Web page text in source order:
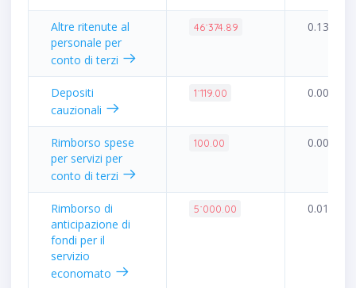
Altre ritenute al
personale per
conto di terzi
46˙374.89 0.13%
Depositi
cauzionali
1˙119.00 0.00%
Rimborso spese
per servizi per
conto di terzi
100.00 0.00%
Rimborso di
anticipazione di
fondi per il
servizio
economato
5˙000.00 0.01%